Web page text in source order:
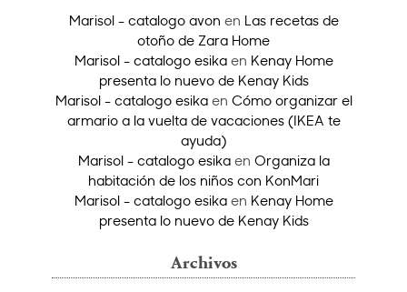
Marisol - catalogo avon en Las recetas de
otoño de Zara Home
Marisol - catalogo esikaen Kenay Home
presenta lo nuevo de Kenay Kids
Marisol - catalogo esikaen Cómo organizar el
armario a la vuelta de vacaciones (IKEA te
ayuda)
Marisol - catalogo esikaen Organiza la
habitación de los niños con KonMari
Marisol - catalogo esikaen Kenay Home
presenta lo nuevo de Kenay Kids
Archivos